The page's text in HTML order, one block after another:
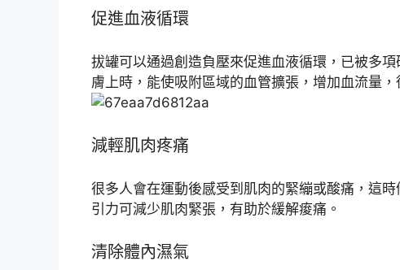
促進血液循環
拔罐可以通過創造負壓來促進血液循環，已被多
膚上時，能使吸附區域的血管擴張，增加血流量
減輕肌肉疼痛
很多人會在運動後感受到肌肉的緊繃或酸痛，這
引力可減少肌肉緊張，有助於緩解痠痛。
清除體內濕氣